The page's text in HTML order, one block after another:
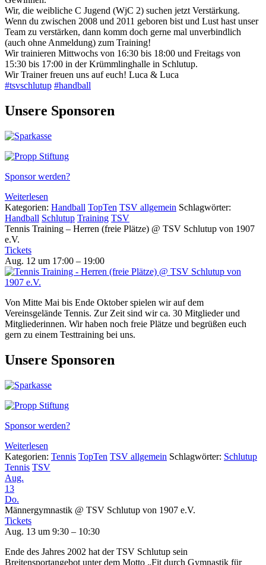
Wir, die weibliche C Jugend (WjC 2) suchen jetzt Verstärkung.
Wenn du zwischen 2008 und 2011 geboren bist und Lust hast unser
Team zu verstärken, dann komm doch gerne mal unverbindlich
(auch ohne Anmeldung) zum Training!
Wir trainieren Mittwochs von 16:30 bis 18:00 und Freitags von
15:30 bis 17:00 in der Krümmlinghalle in Schlutup.
Wir Trainer freuen uns auf euch! Luca & Luca
#tsvschlutup #handball
Unsere Sponsoren
Sponsor werden?
Weiterlesen
Kategorien: Handball TopTen TSV allgemein Schlagwörter:
Handball Schlutup Training TSV
Tennis Training – Herren (freie Plätze) @ TSV Schlutup von 1907
e.V.
Tickets
Aug. 12 um 17:00 – 19:00
Von Mitte Mai bis Ende Oktober spielen wir auf dem
Vereinsgelände Tennis. Zur Zeit sind wir ca. 30 Mitglieder und
Mitgliederinnen. Wir haben noch freie Plätze und begrüßen euch
gern zu einem Testtraining bei uns.
Unsere Sponsoren
Sponsor werden?
Weiterlesen
Kategorien: Tennis TopTen TSV allgemein Schlagwörter: Schlutup
Tennis TSV
Aug.
13
Do.
Männergymnastik @ TSV Schlutup von 1907 e.V.
Tickets
Aug. 13 um 9:30 – 10:30
Ende des Jahres 2002 hat der TSV Schlutup sein
Breitensportangebot unter dem Motto „Fit durch Gymnastik für